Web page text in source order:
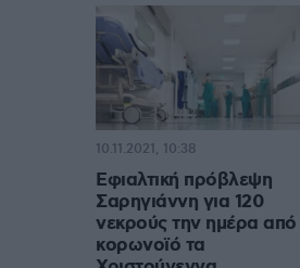
Εφιαλτική πρόβλεψη
Σαρηγιάννη για 120
νεκρούς την ημέρα από
κορωνοϊό τα
10.11.2021, 10:38